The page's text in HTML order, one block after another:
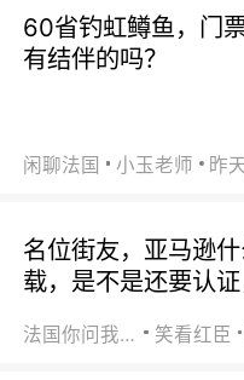
60省钓虹鳟鱼，门票
有结伴的吗？
闲聊法国 小玉老师 昨
名位街友，亚马逊
载，是不是还要认
法国你问我答 笑看红臣